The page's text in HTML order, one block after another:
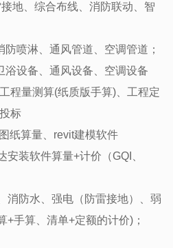
地、综合布线、消防联动、智
喷淋、通风管道、空调管道；
浴设备、通风设备、空调设备
程量测算(纸质版手算)、工程定
标
纸算量、revit建模软件
装软件算量+计价（GQI、
消防水、强电（防雷接地）、弱
+手算、清单+定额的计价)；